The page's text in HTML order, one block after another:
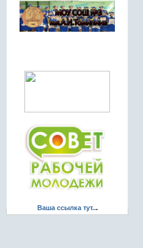
Ваша ссылка тут...